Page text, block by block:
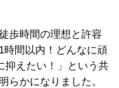
歩時間の理想と許容
時間以内！どんなに頑
抑えたい！」という共
らかになりました。